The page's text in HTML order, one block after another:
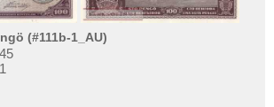
(#111b-1_AU)